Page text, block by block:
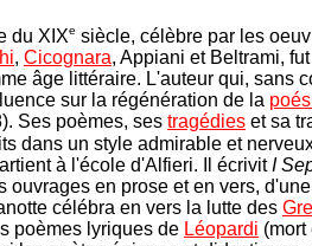
du XIXe siècle, célèbre par les
, Cicognara, Appiani et Beltrami,
âge littéraire. L'auteur qui, sans
sur la régénération de la
Ses poèmes, ses tragédies et sa
dans un style admirable et
à l'école d'Alfieri. Il écrivitI
ouvrages en prose et en vers,
célébra en vers la lutte des
poèmes lyriques de Léopardi (mort